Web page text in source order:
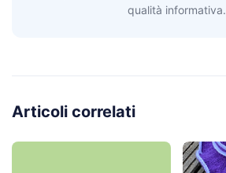
qualità informativa.
Articoli correlati